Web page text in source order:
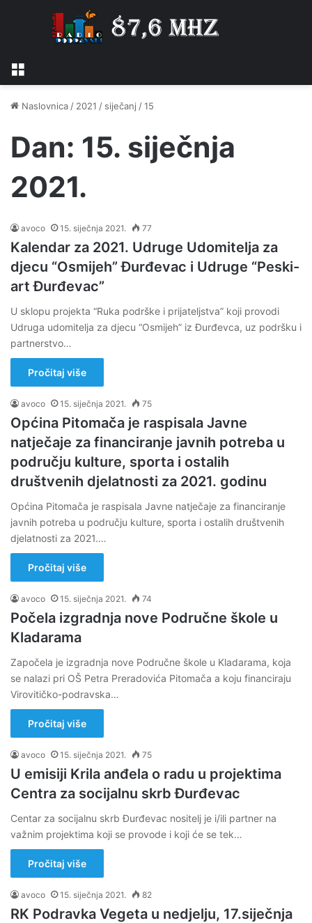
Naslovnica / 2021 / siječanj /15
Dan: 15. siječnja
2021.
avoco 15. siječnja 2021. 77
Kalendar za 2021. Udruge Udomitelja za
djecu “Osmijeh” Đurđevac i Udruge “Peski-
art Đurđevac”
U sklopu projekta “Ruka podrške i prijateljstva” koji provodi
Udruga udomitelja za djecu “Osmijeh” iz Đurđevca, uz podršku i
partnerstvo…
Pročitaj više
avoco 15. siječnja 2021. 75
Općina Pitomača je raspisala Javne
natječaje za financiranje javnih potreba u
području kulture, sporta i ostalih
društvenih djelatnosti za 2021. godinu
Općina Pitomača je raspisala Javne natječaje za financiranje
javnih potreba u području kulture, sporta i ostalih društvenih
djelatnosti za 2021.…
Pročitaj više
avoco 15. siječnja 2021. 74
Počela izgradnja nove Područne škole u
Kladarama
Započela je izgradnja nove Područne škole u Kladarama, koja
se nalazi pri OŠ Petra Preradovića Pitomača a koju financiraju
Virovitičko-podravska…
Pročitaj više
avoco 15. siječnja 2021. 75
U emisiji Krila anđela o radu u projektima
Centra za socijalnu skrb Đurđevac
Centar za socijalnu skrb Đurđevac nositelj je i/ili partner na
važnim projektima koji se provode i koji će se tek…
Pročitaj više
avoco 15. siječnja 2021. 82
RK Podravka Vegeta u nedjelju, 17.siječnja